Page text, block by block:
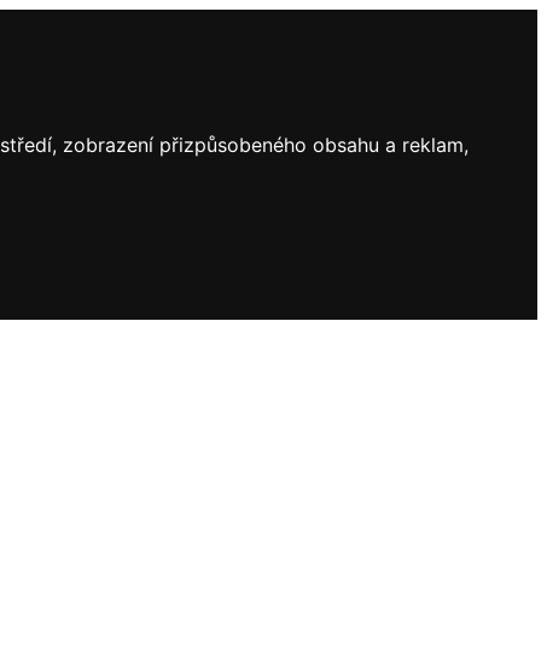
zobrazení přizpůsobeného obsahu a reklam,